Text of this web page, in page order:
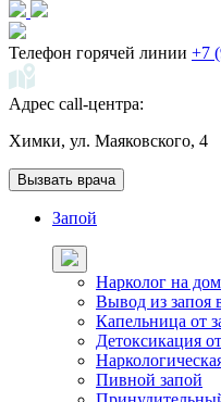
Телефон горячей линии +7
Адрес call-центра:
Химки, ул. Маяковского, 4
Вызвать врача
Запой
Нарколог на дом
Вывод из запоя
Капельница от
Детоксикация
Пивной запой